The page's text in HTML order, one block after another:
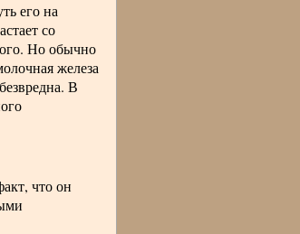
его на
со
Но обычно
железа
В
что он